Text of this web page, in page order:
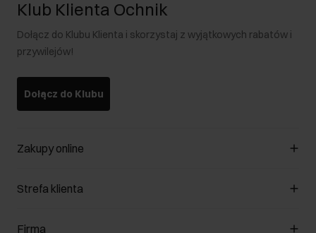
Klub Klienta Ochnik
Dołącz do Klubu Klienta i skorzystaj z wyjątkowych rabatów i
przywilejów!
Dołącz do Klubu
Zakupy online
Zarządzaj cookies
Strefa klienta
Klub Klienta
Firma